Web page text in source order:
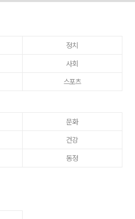
정치
사회
스포츠
문화
건강
동정